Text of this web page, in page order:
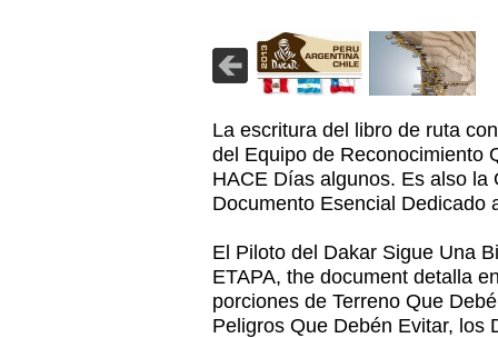
La escritura del libro de ruta
del Equipo de Reconocimiento
HACE Días algunos. Es also la
Documento Esencial Dedicado
El Piloto del Dakar Sigue Una
ETAPA, the document detalla
porciones de Terreno Que
Peligros Que Debén Evitar, los